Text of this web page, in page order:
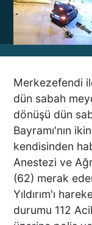
Merkezefendi
dün sabah
dönüşü dün
Bayramı'nın
kendisinden
Anestezi ve
(62) merak
Yıldırım'ı
durumu 112